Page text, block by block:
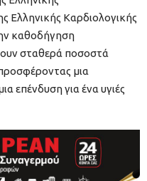
Ελληνικής Καρδιολογικής
καθοδήγηση
σταθερά ποσοστά
μια
επένδυση για ένα υγιές